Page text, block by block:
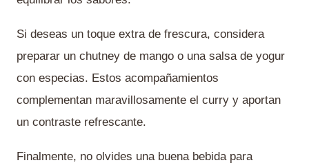
Si deseas un toque extra de frescura, considera
preparar un chutney de mango o una salsa de yogur
con especias. Estos acompañamientos
complementan maravillosamente el curry y aportan
un contraste refrescante.
Finalmente, no olvides una buena bebida para